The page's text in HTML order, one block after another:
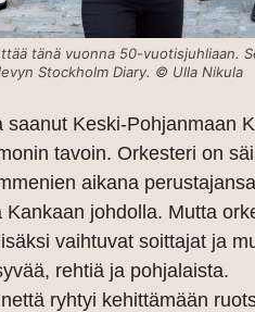
tänä vuonna 50-vuotisjuhliaan.
Stockholm Diary. © Ulla Nikula
saanut Keski-Pohjanmaan
tavoin. Orkesteri on
aikana
johdolla. Mutta
vaihtuvat soittajat ja
rehtiä ja pohjalaista.
ryhtyi kehittämään